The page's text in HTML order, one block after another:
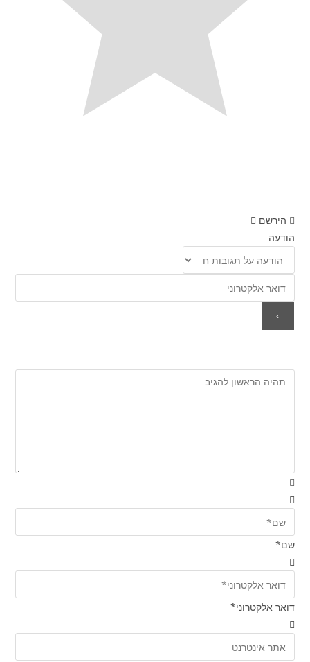
הירשם
הודעה
שם*
דואר אלקטרוני*